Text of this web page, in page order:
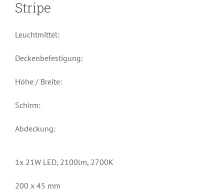
Stripe
Leuchtmittel:
Deckenbefestigung:
Höhe / Breite:
Schirm:
Abdeckung:
1x 21W LED, 2100lm, 2700K
200 x 45 mm